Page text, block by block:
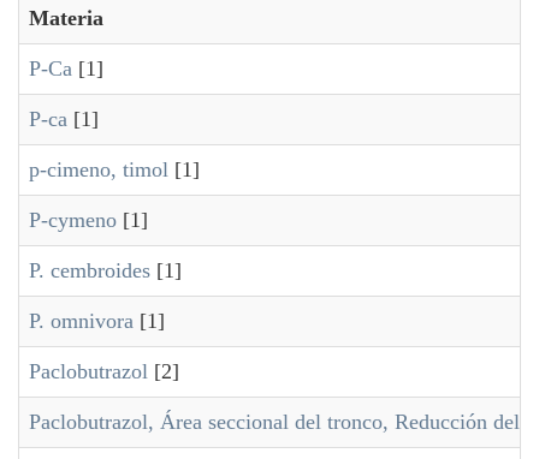
Materia
P-Ca [1]
P-ca [1]
p-cimeno, timol [1]
P-cymeno [1]
P. cembroides [1]
P. omnivora [1]
Paclobutrazol [2]
Paclobutrazol, Área seccional del tronco, Reducción del